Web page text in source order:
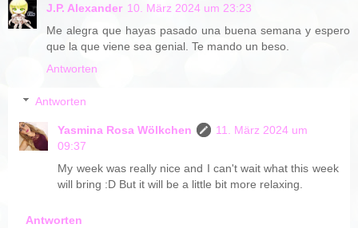
J.P. Alexander 10. März 2024 um 23:23
Me alegra que hayas pasado una buena semana y espero
que la que viene sea genial. Te mando un beso.
Antworten
Antworten
Yasmina Rosa Wölkchen
11. März 2024 um
09:37
My week was really nice and I can't wait what this week
will bring :D But it will be a little bit more relaxing.
Antworten